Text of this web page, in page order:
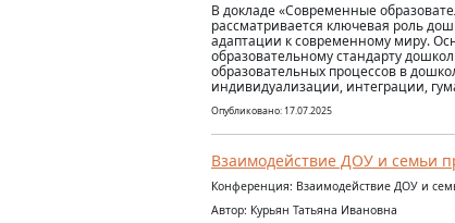
В докладе «Современные
рассматривается ключевая роль
адаптации к современному миру.
образовательному стандарту
образовательных процессов в
индивидуализации, интеграции,
Опубликовано: 17.07.2025
Взаимодействие ДОУ и семьи
Конференция: Взаимодействие ДОУ и
Автор: Курьян Татьяна Ивановна